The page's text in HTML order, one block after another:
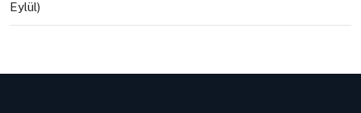
Eylül)